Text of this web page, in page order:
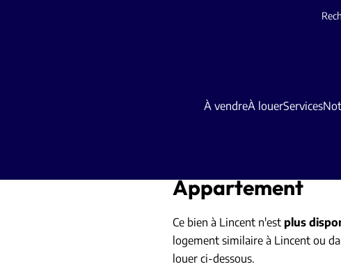
À vendreÀ louerServices
Appartement
Ce bien à Lincent n'est plus
logement similaire à Lincent ou
louer ci-dessous.